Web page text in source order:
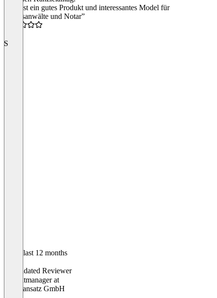
“Das ist ein gutes Produkt und interessantes Model für
Rechtsanwälte und Notar”
S
In the last 12 months
Validated Reviewer
Projektmanagerat
Praxisansatz GmbH